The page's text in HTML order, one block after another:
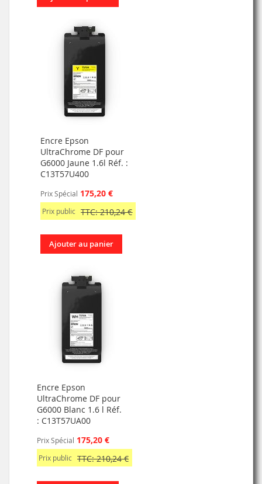
Encre Epson
UltraChrome DF pour
G6000 Jaune 1.6l Réf. :
C13T57U400
Prix Spécial 175,20 €
Prix public TTC: 210,24 €
Ajouter au panier
Encre Epson
UltraChrome DF pour
G6000 Blanc 1.6 l Réf.
: C13T57UA00
Prix Spécial 175,20 €
Prix public TTC: 210,24 €